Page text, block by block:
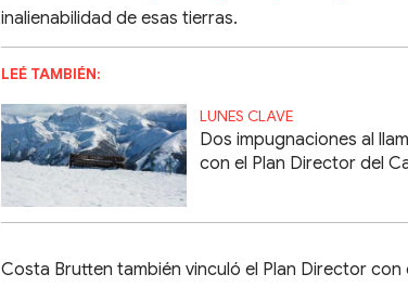
inalienabilidad de esas tierras.
LEÉ TAMBIÉN:
LUNES CLAVE
Dos impugnaciones al
con el Plan Director del
Costa Brutten también vinculó el Plan Director